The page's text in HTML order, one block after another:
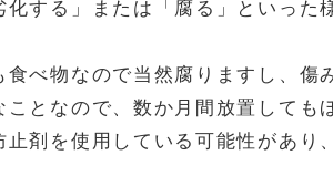
する」または「腐る」といった
べ物なので当然腐りますし、傷
となので、数か月間放置しても
剤を使用している可能性があり